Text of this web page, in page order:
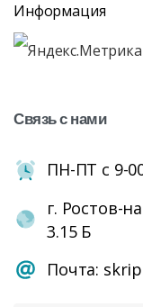
Информация
Связьснами
ПН-ПТ с 9-
г. Ростов-
3.15 Б
Почта: